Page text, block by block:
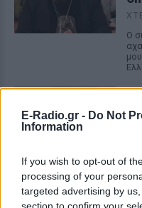
E-Radio.gr - Do Not
Information
If you wish to opt-out of
processing of your
targeted advertising by
section to confirm your
Ο
Η